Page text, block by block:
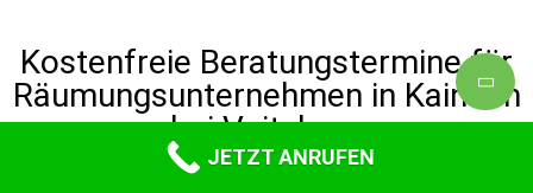
Kostenfreie Beratungstermine für
Räumungsunternehmen in Kainach
bei Voitsberg
JETZT ANRUFEN